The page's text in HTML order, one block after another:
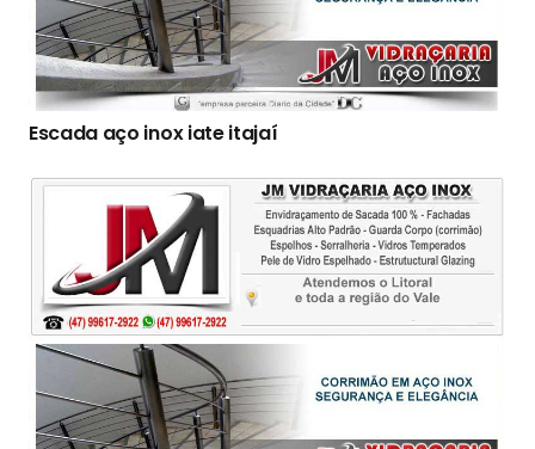
Escada aço inox iate itajaí